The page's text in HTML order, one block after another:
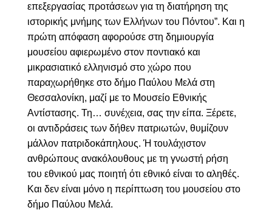
επεξεργασίας προτάσεων για τη διατήρηση της
ιστορικής μνήμης των Ελλήνων του Πόντου”. Και η
πρώτη απόφαση αφορούσε στη δημιουργία
μουσείου αφιερωμένο στον ποντιακό και
μικρασιατικό ελληνισμό στο χώρο που
παραχωρήθηκε στο δήμο Παύλου Μελά στη
Θεσσαλονίκη, μαζί με το Μουσείο Εθνικής
Αντίστασης. Τη… συνέχεια, σας την είπα. Ξέρετε,
οι αντιδράσεις των δήθεν πατριωτών, θυμίζουν
μάλλον πατριδοκάπηλους. Ή τουλάχιστον
ανθρώπους ανακόλουθους με τη γνωστή ρήση
του εθνικού μας ποιητή ότι εθνικό είναι το αληθές.
Και δεν είναι μόνο η περίπτωση του μουσείου στο
δήμο Παύλου Μελά.